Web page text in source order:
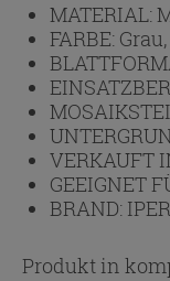
MATERIAL:
FARBE:
VERKAUFT
GEEIGNET
BRAND:
Produkt in